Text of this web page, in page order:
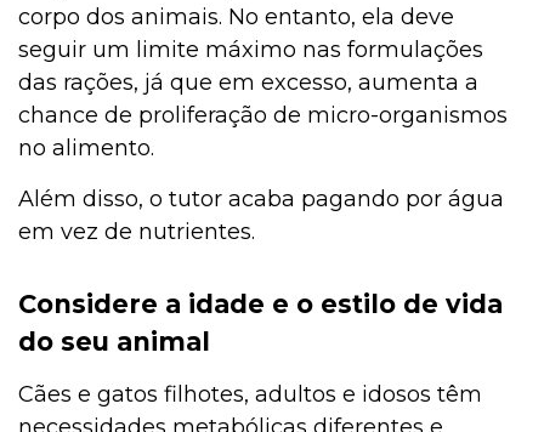
corpo dos animais. No entanto, ela deve
seguir um limite máximo nas formulações
das rações, já que em excesso, aumenta a
chance de proliferação de micro-organismos
no alimento.
Além disso, o tutor acaba pagando por água
em vez de nutrientes.
Considere a idade e o estilo de vida
do seu animal
Cães e gatos filhotes, adultos e idosos têm